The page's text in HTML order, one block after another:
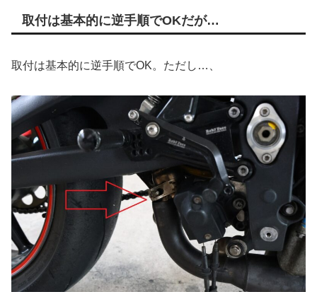
取付は基本的に逆手順でOKだが…
取付は基本的に逆手順でOK。ただし…、